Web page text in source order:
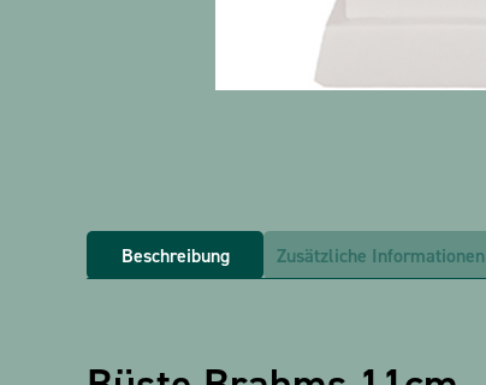
Beschreibung Zusätzliche Informationen